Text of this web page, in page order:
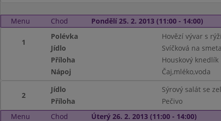
Menu Chod Pondělí 25. 2. 2013 (11:00 - 14:00)
1
Polévka
Hovězí vývar s
Jídlo
Svíčková na
Příloha
Houskový knedlík
Nápoj
Čaj,mléko,voda
2
Jídlo
Sýrový salát se
Příloha
Pečivo
Menu
Chod Úterý 26. 2. 2013 (11:00 - 14:00)